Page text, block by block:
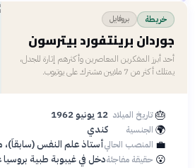
خريطة بروفايل
جوردان برينتفورد بيترسون
أحد أبرز المفكرين المعاصرين وأكثرهم إثارة للجدل،
يمتلك أكثر من 7 ملايين مشترك على يوتيوب.
🎂تاريخ الميلاد 12 يونيو 1962
🌍 الجنسية كندي
💼 المنصب الحاليأستاذ علم النفس
😮 حقيقة مفاجئةدخل في غيبوبة طبية بروسيا عام 2020 لعلاج